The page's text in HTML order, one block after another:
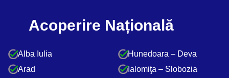
Acoperire Națională
Alba Iulia
Arad
Hunedoara – Deva
Ialomiţa – Slobozia